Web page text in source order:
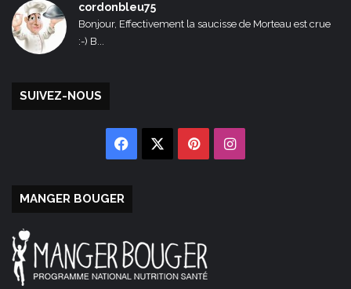
cordonbleu75
Bonjour, Effectivement la saucisse de Morteau est crue
:-) B...
SUIVEZ-NOUS
Facebook PinterestInstagram
MANGER BOUGER